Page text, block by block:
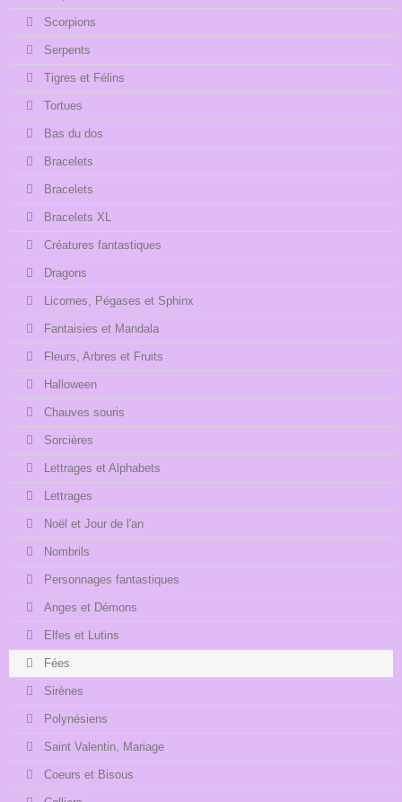
Scorpions
Serpents
Tigres et Félins
Tortues
Bas du dos
Bracelets
Bracelets
Bracelets XL
Créatures fantastiques
Dragons
Licornes, Pégases et Sphinx
Fantaisies et Mandala
Fleurs, Arbres et Fruits
Halloween
Chauves souris
Sorcières
Lettrages et Alphabets
Lettrages
Noël et Jour de l'an
Nombrils
Personnages fantastiques
Anges et Démons
Elfes et Lutins
Fées
Sirènes
Polynésiens
Saint Valentin, Mariage
Coeurs et Bisous